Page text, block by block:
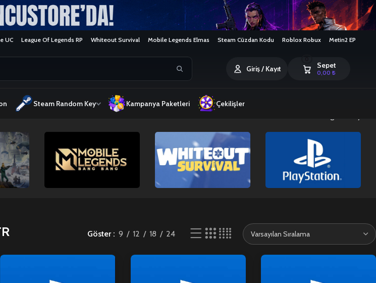
UC League Of Legends RP Whiteout Survival Mobile Legends Elmas Steam Cüzdan Kodu Roblox Robux Metin2 EP
Giriş / Kayıt Sepet
0,00₺
Steam Random Key Kampanya Paketleri Çekilişler
Göster 9 12 18 24